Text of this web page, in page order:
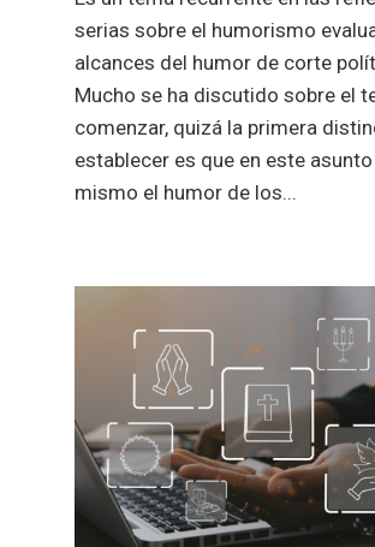
serias sobre el humorismo
alcances del humor de corte
Mucho se ha discutido sobre el
comenzar, quizá la primera
establecer es que en este
mismo el humor de los...